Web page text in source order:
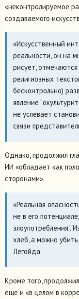
«неконтролируемое
создаваемого
«Искусственный
реальности, он на
рисует,
религиозных
бесконтрольно)
явление
не успевает
связи
Однако, продолжил
ИИ «обладает как
сторонами».
«Реальная
не в его
злоупотребления”.
хлеб, а можно
Легойда.
Кроме того,
еще и «в целом в